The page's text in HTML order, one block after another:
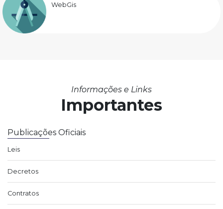
WebGis
Informações e Links
Importantes
Publicações Oficiais
Leis
Decretos
Contratos